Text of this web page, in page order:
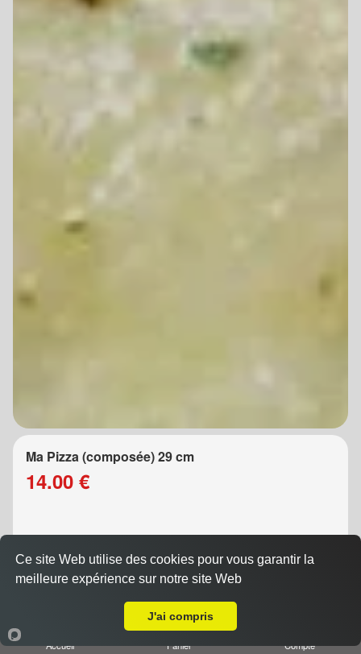
Ma Pizza (composée) 29 cm
14.00 €
choix) ATTENTION PIZZA SANS FROMAGE
DESSUS MERCI DE LE CHOI...
Accueil Panier Compte
Ce site Web utilise des cookies pour vous garantir la
meilleure expérience sur notre site Web
J'ai compris